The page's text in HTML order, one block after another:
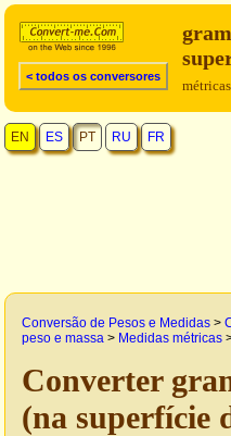
< todos os conversores
métricas
EN ES PT RU FR
Conversão de Pesos e Medidas >
peso e massa > Medidas métricas
Converter
(na superfície